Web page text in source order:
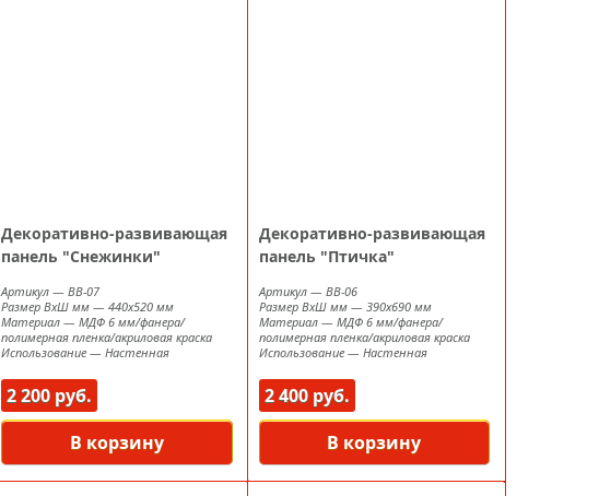
Декоративно-развивающая
панель "Снежинки"
Артикул — ВВ-07
Размер ВxШ мм — 440х520 мм
Материал — МДФ 6 мм/фанера/
полимерная пленка/акриловая краска
Использование — Настенная
2 200 руб.
В корзину
Декоративно-развивающая
панель "Птичка"
Артикул— ВВ-06
Размер ВxШ мм— 390х690 мм
Материал— МДФ 6 мм/фанера/
полимерная пленка/акриловая краска
Использование— Настенная
2 400 руб.
В корзину